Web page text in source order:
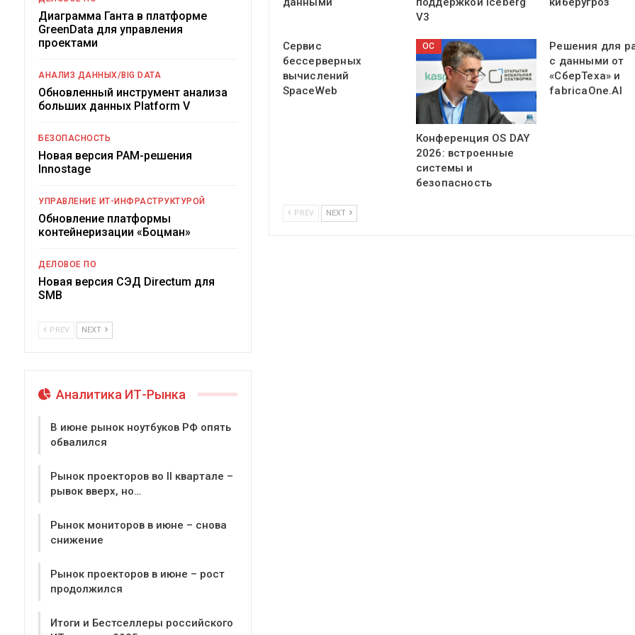
V3
Сервис
бессерверных
вычислений
SpaceWeb
ОС
Конференция OS DAY
2026: встроенные
системы и
безопасность
Решения для
с данными от
«СберТеха» и
fabricaOne.AI
PREV NEXT
Диаграмма Ганта в платформе
GreenData для управления
проектами
АНАЛИЗ ДАННЫХ/BIG DATA
Обновленный инструмент анализа
больших данных Platform V
БЕЗОПАСНОСТЬ
Новая версия PAM-решения
Innostage
УПРАВЛЕНИЕ ИТ-ИНФРАСТРУКТУРОЙ
Обновление платформы
контейнеризации «Боцман»
ДЕЛОВОЕ ПО
Новая версия СЭД Directum для
SMB
PREV NEXT
Аналитика ИТ-Рынка
В июне рынок ноутбуков РФ опять
обвалился
Рынок проекторов во II квартале –
рывок вверх, но…
Рынок мониторов в июне – снова
снижение
Рынок проекторов в июне – рост
продолжился
Итоги и Бестселлеры российского